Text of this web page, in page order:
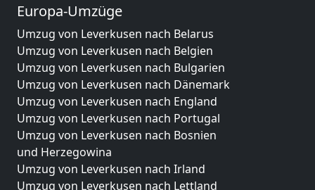
Europa-Umzüge
Umzug von Leverkusen nach Belarus
Umzug von Leverkusen nach Belgien
Umzug von Leverkusen nach Bulgarien
Umzug von Leverkusen nach Dänemark
Umzug von Leverkusen nach England
Umzug von Leverkusen nach Portugal
Umzug von Leverkusen nach Bosnien
und Herzegowina
Umzug von Leverkusen nach Irland
Umzug von Leverkusen nach Lettland